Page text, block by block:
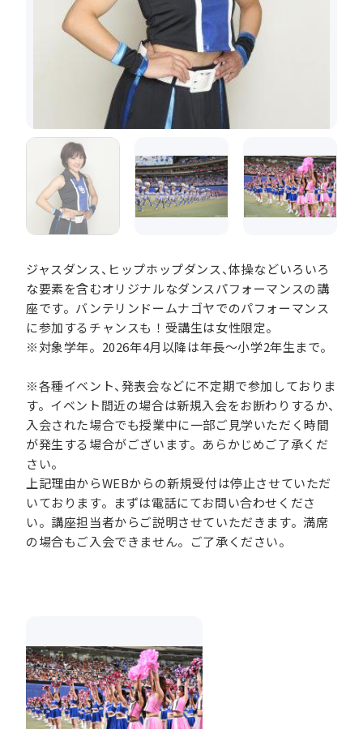
ジャスダンス、ヒップホップダンス、体操などいろいろ
な要素を含むオリジナルなダンスパフォーマンスの講
座です。バンテリンドームナゴヤでのパフォーマンス
に参加するチャンスも！受講生は女性限定。
※対象学年。2026年4月以降は年長～小学2年生まで。
※各種イベント、発表会などに不定期で参加しておりま
す。イベント間近の場合は新規入会をお断わりするか、
入会された場合でも授業中に一部ご見学いただく時間
が発生する場合がございます。あらかじめご了承くだ
さい。
上記理由からWEBからの新規受付は停止させていただ
いております。まずは電話にてお問い合わせくださ
い。講座担当者からご説明させていただきます。満席
の場合もご入会できません。ご了承ください。